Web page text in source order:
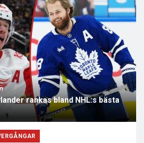
rankas bland NHL:s bästa